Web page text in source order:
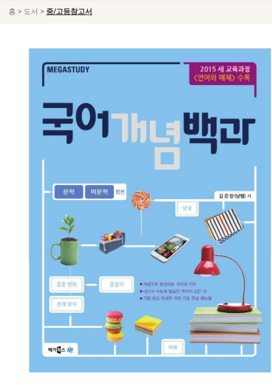
홈 > 도서 > 중/고등참고서